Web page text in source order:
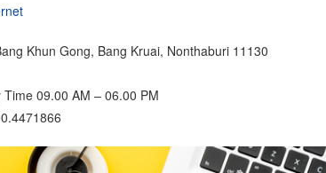
Khun Gong, Bang Kruai, Nonthaburi 11130
09.00 AM – 06.00 PM